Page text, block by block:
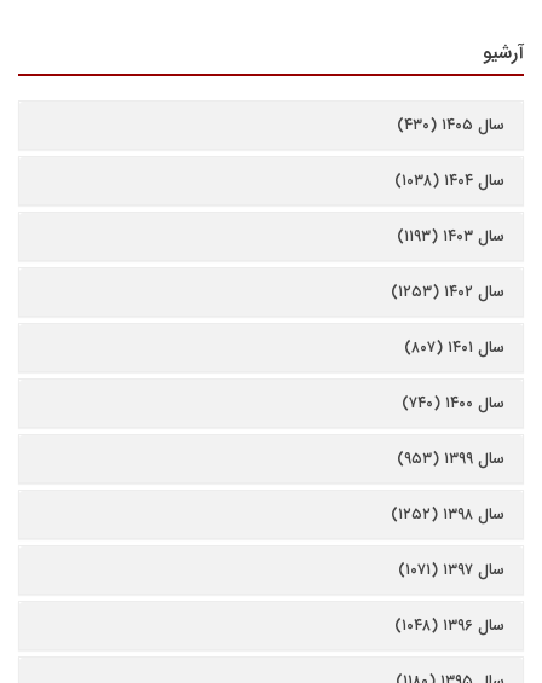
آرشیو
سال ۱۴۰۵ (۴۳۰)
سال ۱۴۰۴ (۱۰۳۸)
سال ۱۴۰۳ (۱۱۹۳)
سال ۱۴۰۲ (۱۲۵۳)
سال ۱۴۰۱ (۸۰۷)
سال ۱۴۰۰ (۷۴۰)
سال ۱۳۹۹ (۹۵۳)
سال ۱۳۹۸ (۱۲۵۲)
سال ۱۳۹۷ (۱۰۷۱)
سال ۱۳۹۶ (۱۰۴۸)